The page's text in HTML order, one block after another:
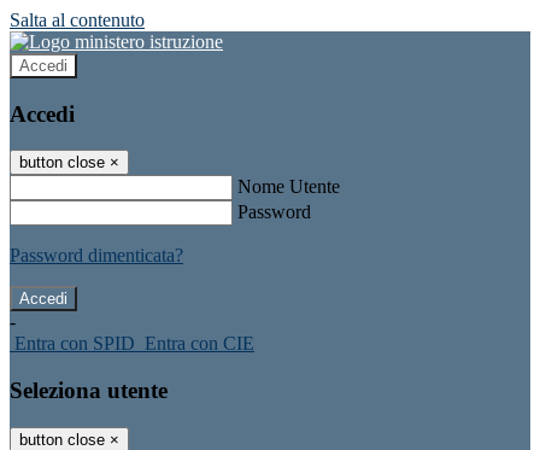
Salta al contenuto
Accedi
Accedi
button close ×
Nome Utente
Password
Password dimenticata?
-
Entra con SPID Entra con CIE
Seleziona utente
button close ×